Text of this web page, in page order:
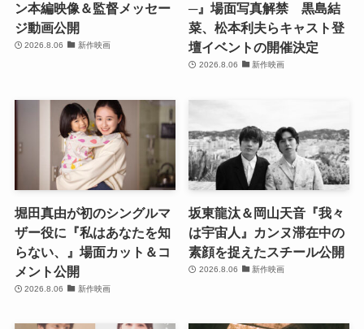
ン本編映像＆監督メッセー
ジ動画公開
2026.8.06 新作映画
─』場面写真解禁 黒島結
菜、松本利夫らキャスト登
壇イベントの開催決定
2026.8.06 新作映画
堀田真由が初のシングルマ
ザー役に『私はあなたを知
らない、』場面カット＆コ
メント公開
2026.8.06 新作映画
坂東龍汰＆岡山天音『我々
は宇宙人』カンヌ滞在中の
素顔を捉えたスチール公開
2026.8.06 新作映画